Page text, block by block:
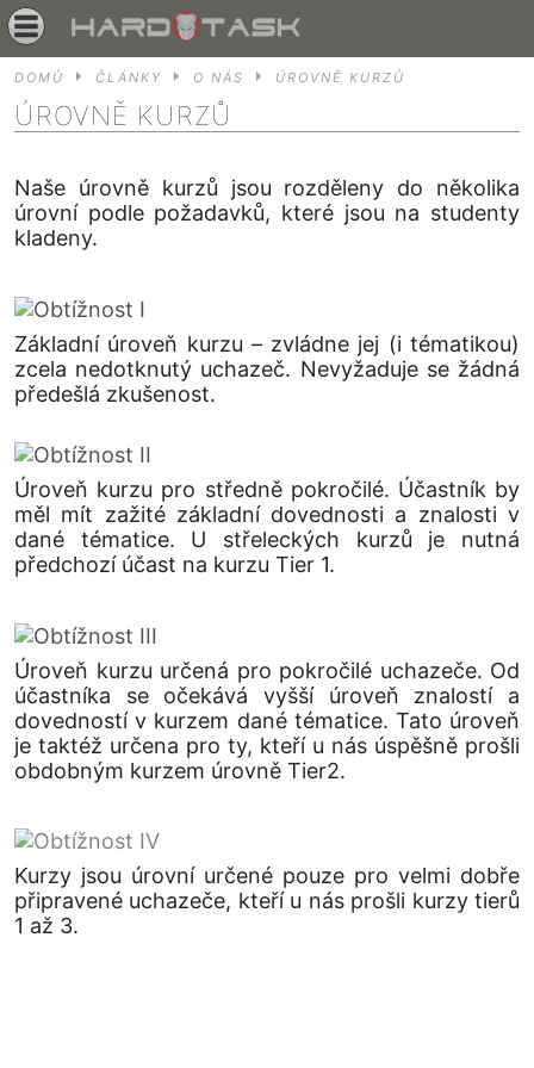
DOMŮ ČLÁNKY O NÁS ÚROVNĚ KURZŮ
ÚROVNĚ KURZŮ
Naše úrovně kurzů jsou rozděleny do několika
úrovní podle požadavků, které jsou na studenty
kladeny.
Základní úroveň kurzu – zvládne jej (i tématikou)
zcela nedotknutý uchazeč. Nevyžaduje se žádná
předešlá zkušenost.
Úroveň kurzu pro středně pokročilé. Účastník by
měl mít zažité základní dovednosti a znalosti v
dané tématice. U střeleckých kurzů je nutná
předchozí účast na kurzu Tier 1.
Úroveň kurzu určená pro pokročilé uchazeče. Od
účastníka se očekává vyšší úroveň znalostí a
dovedností v kurzem dané tématice. Tato úroveň
je taktéž určena pro ty, kteří u nás úspěšně prošli
obdobným kurzem úrovně Tier2.
Kurzy jsou úrovní určené pouze pro velmi dobře
připravené uchazeče, kteří u nás prošli kurzy tierů
1 až 3.